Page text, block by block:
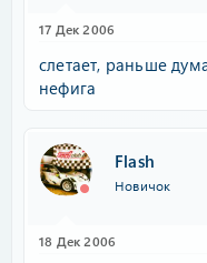
17 Дек 2006
слетает, раньше
нефига
Flash
Новичок
18 Дек 2006